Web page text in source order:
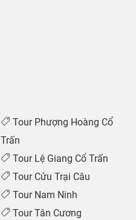
Tour Phượng Hoàng Cổ
Trấn
Tour Lệ Giang Cổ Trấn
Tour Cửu Trại Câu
Tour Nam Ninh
Tour Tân Cương